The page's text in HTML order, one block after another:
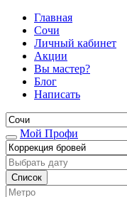
Главная
Сочи
Личный кабинет
Акции
Вы мастер?
Блог
Написать
Мой Профи
Список